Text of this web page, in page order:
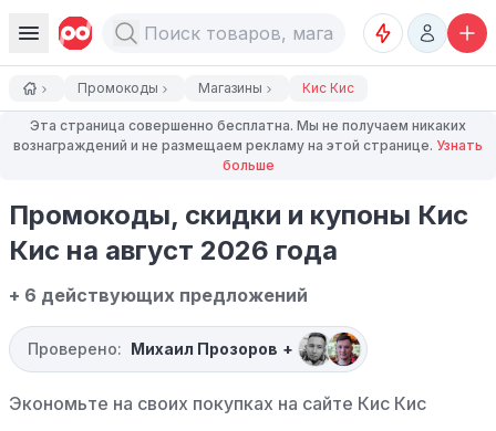
Промокоды Магазины Кис Кис
Эта страница совершенно бесплатна. Мы не получаем никаких
вознаграждений и не размещаем рекламу на этой странице. Узнать
больше
Промокоды, скидки и купоны Кис
Кис на август 2026 года
+ 6 действующих предложений
Проверено: Михаил Прозоров +
Экономьте на своих покупках на сайте Кис Кис